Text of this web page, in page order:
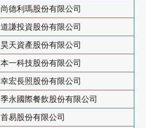
尚德利瑪股份有限公司
道謙投資股份有限公司
昊天資產股份有限公司
本一科技股份有限公司
幸宏長照股份有限公司
季永國際餐飲股份有限公司
首易股份有限公司